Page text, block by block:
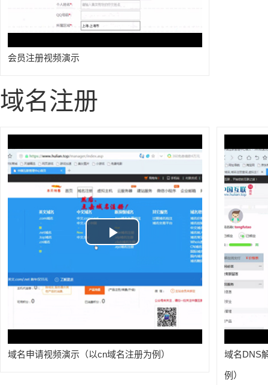
会员注册视频演示
域名注册
Play
Video
域名申请视频演示（以cn域名注册为例） 域名DNS
例）